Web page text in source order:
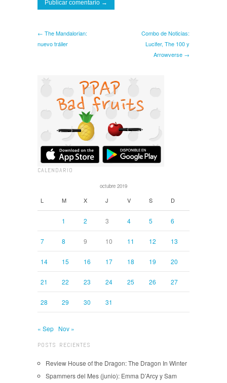
← The Mandalorian:
nuevo tráiler
Combo de Noticias:
Lucifer, The 100 y
Arrowverse →
CALENDARIO
octubre 2019
L M X J V S D
1 2 3 4 5 6
7 8 9 10 11 12 13
14 15 16 17 18 19 20
21 22 23 24 25 26 27
28 29 30 31
« Sep Nov »
POSTS RECIENTES
Review House of the Dragon: The Dragon In Winter
Spammers del Mes (junio): Emma D’Arcy y Sam